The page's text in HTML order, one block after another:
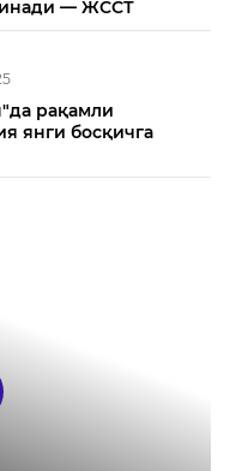
— ЖССТ
рақамли
янги босқичга